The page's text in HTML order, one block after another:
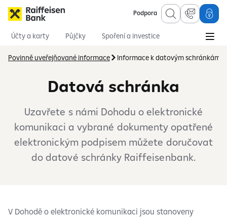
Podpora
Účty a karty Půjčky
Spoření a investice
Povinně uveřejňované informace
Informace k datovým schránkám
Datová schránka
Uzavřete s námi Dohodu o elektronické
komunikaci a vybrané dokumenty opatřené
elektronickým podpisem můžete doručovat
do datové schránky Raiffeisenbank.
V Dohodě o elektronické komunikaci jsou stanoveny